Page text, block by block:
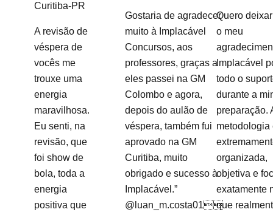
Curitiba-PR
A revisão de
véspera de
vocês me
trouxe uma
energia
maravilhosa.
Eu senti, na
revisão, que
foi show de
bola, toda a
energia
positiva que
Gostaria de agradecer
muito à Implacável
Concursos, aos
professores, graças a
eles passei na GM
Colombo e agora,
depois do aulão de
véspera, também fui
aprovado na GM
Curitiba, muito
obrigado e sucesso à
Implacável.”
@luan_m.costa01
Quero
o meu
Implacável
todo o
durante a
preparação.
metodologia
organizada,
objetiva e
exatamente
que